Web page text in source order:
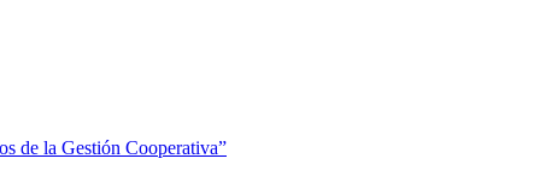
de la Gestión Cooperativa”